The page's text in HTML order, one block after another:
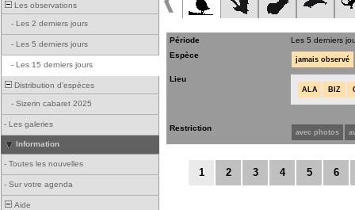
Les observations
- Les 2 derniers jours
- Les 5 derniers jours
- Les 15 derniers jours
Distribution d'espèces
- Sizerin cabaret 2025
- Les galeries
Information
- Toutes les nouvelles
- Sur votre agenda
Aide
Période
Les 5 derniers
Espèce
jamais observé
Lieu
ALA BIZ
Restriction avec photos
1 2 3 4 5 6